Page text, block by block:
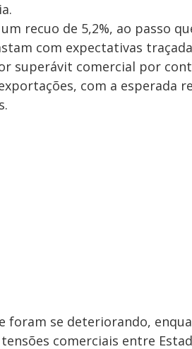
recuo de 5,2%, ao passo
com expectativas
superávit comercial por
com a esperada
foram se deteriorando,
comerciais entre